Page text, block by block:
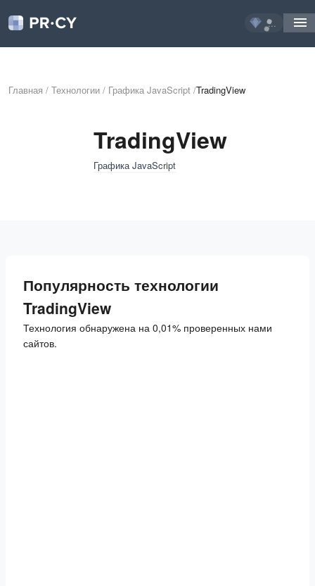
...
Главная / Технологии / Графика JavaScript /TradingView
TradingView
Графика JavaScript
Популярность технологии
TradingView
Технология обнаружена на 0,01% проверенных нами
сайтов.